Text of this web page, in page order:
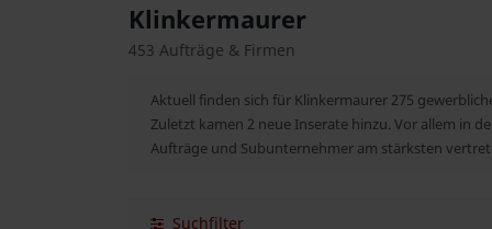
Klinkermaurer
453 Aufträge & Firmen
Aktuell finden sich für Klinkermaurer 275
Zuletzt kamen 2 neue Inserate hinzu. Vor allem in
Aufträge und Subunternehmer am stärksten
Suchfilter